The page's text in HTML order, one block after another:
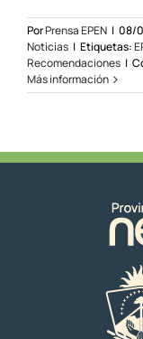
PorPrensa EPEN | 08/
Noticias | Etiquetas:
Recomendaciones |
Más información